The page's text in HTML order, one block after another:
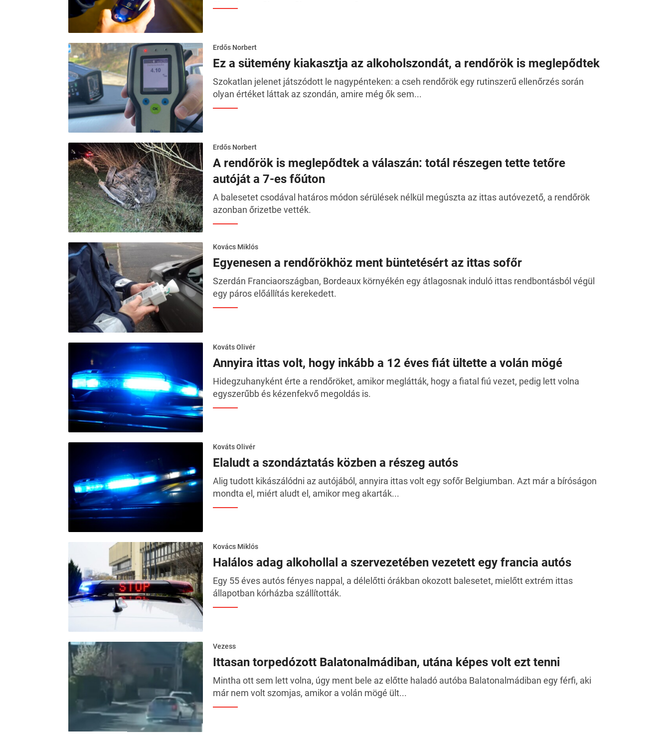
Erdős Norbert
Ez a sütemény kiakasztja az alkoholszondát, a rendőrök is meglepődtek
Szokatlan jelenet játszódott le nagypénteken: a cseh rendőrök egy rutinszerű ellenőrzés során
olyan értéket láttak az szondán, amire még ők sem...
Erdős Norbert
A rendőrök is meglepődtek a válaszán: totál részegen tette tetőre
autóját a 7-es főúton
A balesetet csodával határos módon sérülések nélkül megúszta az ittas autóvezető, a rendőrök
azonban őrizetbe vették.
Kovács Miklós
Egyenesen a rendőrökhöz ment büntetésért az ittas sofőr
Szerdán Franciaországban, Bordeaux környékén egy átlagosnak induló ittas rendbontásból végül
egy páros előállítás kerekedett.
Kováts Olivér
Annyira ittas volt, hogy inkább a 12 éves fiát ültette a volán mögé
Hidegzuhanyként érte a rendőröket, amikor meglátták, hogy a fiatal fiú vezet, pedig lett volna
egyszerűbb és kézenfekvő megoldás is.
Kováts Olivér
Elaludt a szondáztatás közben a részeg autós
Alig tudott kikászálódni az autójából, annyira ittas volt egy sofőr Belgiumban. Azt már a bíróságon
mondta el, miért aludt el, amikor meg akarták...
Kovács Miklós
Halálos adag alkohollal a szervezetében vezetett egy francia autós
Egy 55 éves autós fényes nappal, a délelőtti órákban okozott balesetet, mielőtt extrém ittas
állapotban kórházba szállították.
Vezess
Ittasan torpedózott Balatonalmádiban, utána képes volt ezt tenni
Mintha ott sem lett volna, úgy ment bele az előtte haladó autóba Balatonalmádiban egy férfi, aki
már nem volt szomjas, amikor a volán mögé ült...